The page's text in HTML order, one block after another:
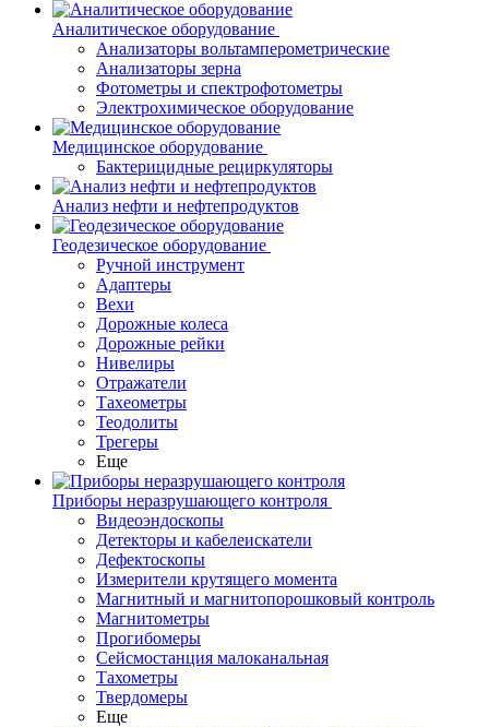
Аналитическое оборудование
Анализаторы вольтамперометрические
Анализаторы зерна
Фотометры и спектрофотометры
Электрохимическое оборудование
Медицинское оборудование
Бактерицидные рециркуляторы
Анализ нефти и нефтепродуктов
Геодезическое оборудование
Ручной инструмент
Адаптеры
Вехи
Дорожные колеса
Дорожные рейки
Нивелиры
Отражатели
Тахеометры
Теодолиты
Трегеры
Еще
Приборы неразрушающего контроля
Видеоэндоскопы
Детекторы и кабелеискатели
Дефектоскопы
Измерители крутящего момента
Магнитный и магнитопорошковый контроль
Магнитометры
Прогибомеры
Сейсмостанция малоканальная
Тахометры
Твердомеры
Еще